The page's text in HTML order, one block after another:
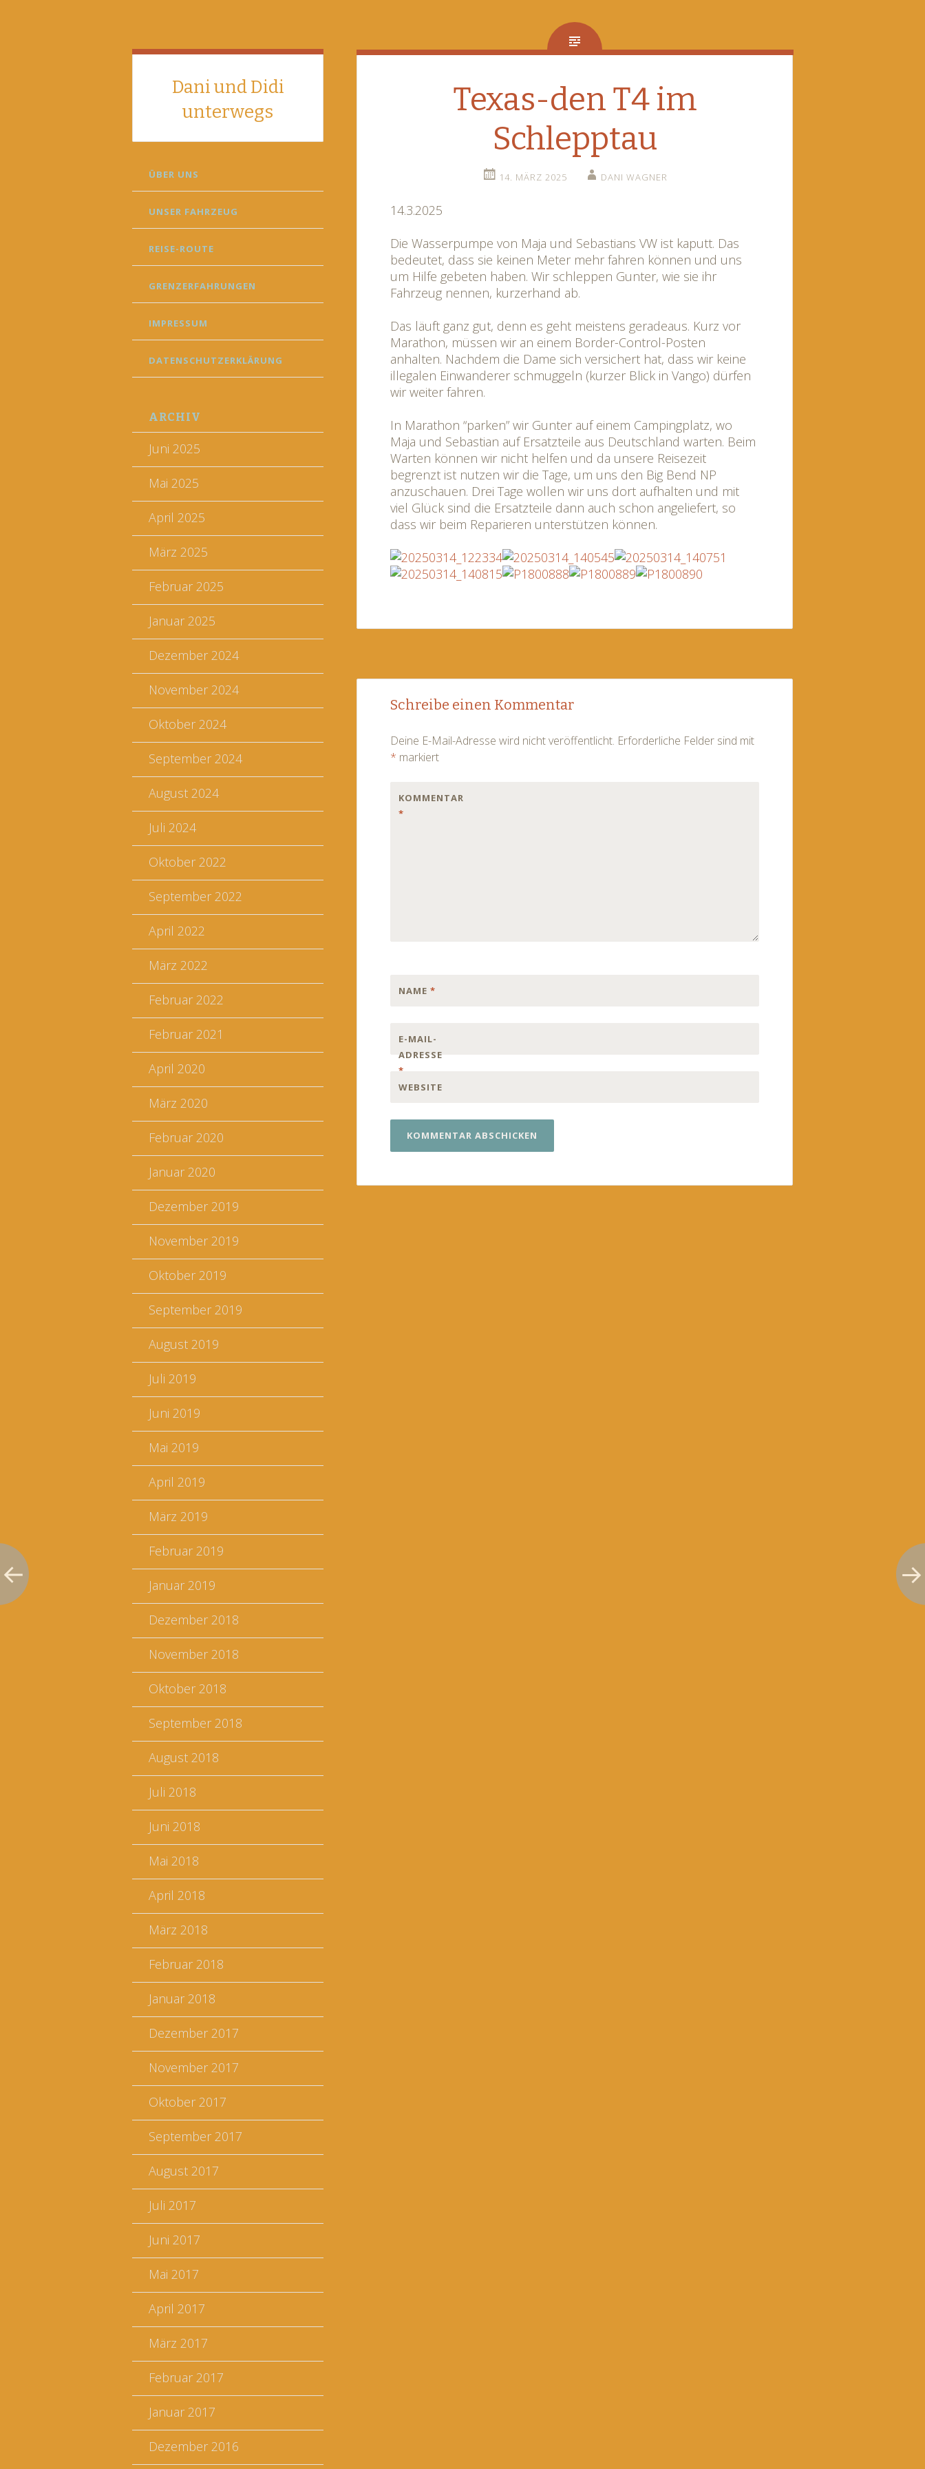
Dani und Didi
unterwegs
SKIP
TO
ÜBER UNS
UNSER FAHRZEUG
REISE-ROUTE
GRENZERFAHRUNGEN
IMPRESSUM
DATENSCHUTZERKLÄRUNG
ARCHIV
Juni 2025
Mai 2025
April 2025
März 2025
Februar 2025
Januar 2025
Dezember 2024
November 2024
Oktober 2024
September 2024
August 2024
Juli 2024
Oktober 2022
September 2022
April 2022
März 2022
Februar 2022
Februar 2021
April 2020
März 2020
Februar 2020
Januar 2020
Dezember 2019
November 2019
Oktober 2019
September 2019
August 2019
Juli 2019
Juni 2019
Mai 2019
April 2019
März 2019
Februar 2019
Januar 2019
Dezember 2018
November 2018
Oktober 2018
September 2018
August 2018
Juli 2018
Juni 2018
Mai 2018
April 2018
März 2018
Februar 2018
Januar 2018
Dezember 2017
November 2017
Oktober 2017
September 2017
August 2017
Juli 2017
Juni 2017
Mai 2017
April 2017
März 2017
Februar 2017
Januar 2017
Dezember 2016
Texas-den T4 im
Schlepptau
14. MÄRZ 2025 DANI WAGNER
14.3.2025
Die Wasserpumpe von Maja und Sebastians VW ist kaputt. Das
bedeutet, dass sie keinen Meter mehr fahren können und uns
um Hilfe gebeten haben. Wir schleppen Gunter, wie sie ihr
Fahrzeug nennen, kurzerhand ab.
Das läuft ganz gut, denn es geht meistens geradeaus. Kurz vor
Marathon, müssen wir an einem Border-Control-Posten
anhalten. Nachdem die Dame sich versichert hat, dass wir keine
illegalen Einwanderer schmuggeln (kurzer Blick in Vango) dürfen
wir weiter fahren.
In Marathon “parken” wir Gunter auf einem Campingplatz, wo
Maja und Sebastian auf Ersatzteile aus Deutschland warten. Beim
Warten können wir nicht helfen und da unsere Reisezeit
begrenzt ist nutzen wir die Tage, um uns den Big Bend NP
anzuschauen. Drei Tage wollen wir uns dort aufhalten und mit
viel Glück sind die Ersatzteile dann auch schon angeliefert, so
dass wir beim Reparieren unterstützen können.
Post
Schreibe einen Kommentar
Deine E-Mail-Adresse wird nicht veröffentlicht. Erforderliche Felder sind mit
* markiert
KOMMENTAR
*
NAME*
E-MAIL-
ADRESSE
*
WEBSITE